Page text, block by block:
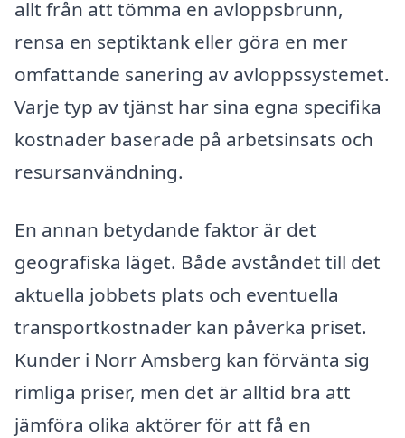
allt från att tömma en avloppsbrunn,
rensa en septiktank eller göra en mer
omfattande sanering av avloppssystemet.
Varje typ av tjänst har sina egna specifika
kostnader baserade på arbetsinsats och
resursanvändning.
En annan betydande faktor är det
geografiska läget. Både avståndet till det
aktuella jobbets plats och eventuella
transportkostnader kan påverka priset.
Kunder i Norr Amsberg kan förvänta sig
rimliga priser, men det är alltid bra att
jämföra olika aktörer för att få en